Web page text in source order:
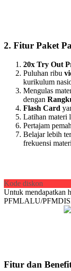
2. Fitur Paket
20x Try Out
Puluhan ribu
kurikulum
Mengulas
dengan
Flash Card
Latihan materi
Pertajam
Belajar lebih
frekuensi
Kode diskon
Untuk mendapatkan
PFMLALU/
Fitur dan